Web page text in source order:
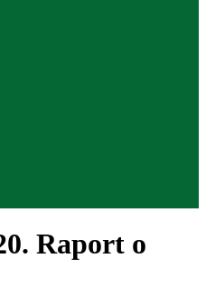
Raport o